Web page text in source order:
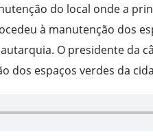
do local onde a
à manutenção dos
O presidente da
dos espaços verdes da